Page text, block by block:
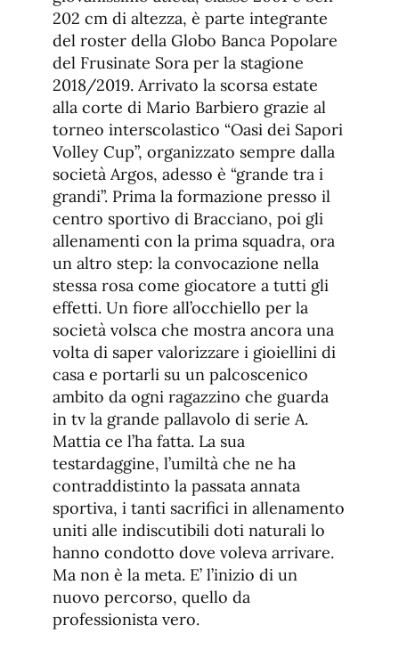
202 cm di altezza, è parte integrante
del roster della Globo Banca Popolare
del Frusinate Sora per la stagione
2018/2019. Arrivato la scorsa estate
alla corte di Mario Barbiero grazie al
torneo interscolastico “Oasi dei Sapori
Volley Cup”, organizzato sempre dalla
società Argos, adesso è “grande tra i
grandi”. Prima la formazione presso il
centro sportivo di Bracciano, poi gli
allenamenti con la prima squadra, ora
un altro step: la convocazione nella
stessa rosa come giocatore a tutti gli
effetti. Un fiore all’occhiello per la
società volsca che mostra ancora una
volta di saper valorizzare i gioiellini di
casa e portarli su un palcoscenico
ambito da ogni ragazzino che guarda
in tv la grande pallavolo di serie A.
Mattia ce l’ha fatta. La sua
testardaggine, l’umiltà che ne ha
contraddistinto la passata annata
sportiva, i tanti sacrifici in allenamento
uniti alle indiscutibili doti naturali lo
hanno condotto dove voleva arrivare.
Ma non è la meta. E’ l’inizio di un
nuovo percorso, quello da
professionista vero.